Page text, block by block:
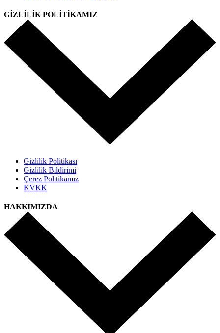
GİZLİLİK POLİTİKAMIZ
Gizlilik Politikası
Gizlilik Bildirimi
Çerez Politikamız
KVKK
HAKKIMIZDA